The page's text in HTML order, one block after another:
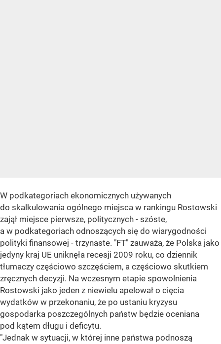
W podkategoriach ekonomicznych używanych
do skalkulowania ogólnego miejsca w rankingu Rostowski
zajął miejsce pierwsze, politycznych - szóste,
a w podkategoriach odnoszących się do wiarygodności
polityki finansowej - trzynaste. "FT" zauważa, że Polska jako
jedyny kraj UE uniknęła recesji 2009 roku, co dziennik
tłumaczy częściowo szczęściem, a częściowo skutkiem
zręcznych decyzji. Na wczesnym etapie spowolnienia
Rostowski jako jeden z niewielu apelował o cięcia
wydatków w przekonaniu, że po ustaniu kryzysu
gospodarka poszczególnych państw będzie oceniana
pod kątem długu i deficytu.
"Jednak w sytuacji, w której inne państwa podnoszą